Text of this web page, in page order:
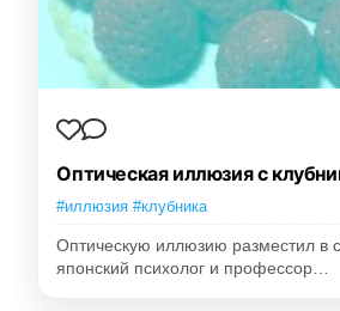
Оптическая иллюзия с
#иллюзия #клубника
Оптическую иллюзию разместил в
японский психолог и профессор…